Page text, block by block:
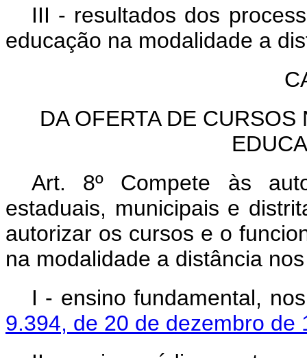
III - resultados dos
educação na modalidade a
DA OFERTA DE
Art. 8º Compete às
estaduais, municipais e
autorizar os cursos e o
na modalidade a distância
I - ensino fundamental,
9.394, de 20 de dezembro de